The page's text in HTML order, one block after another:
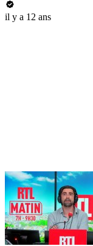
il y a 12 ans